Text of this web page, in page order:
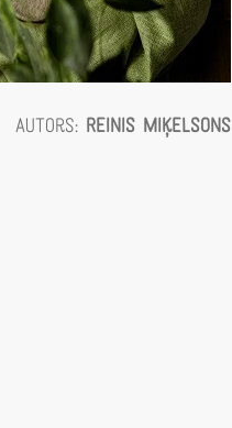
Autors: Reinis Miķelsons